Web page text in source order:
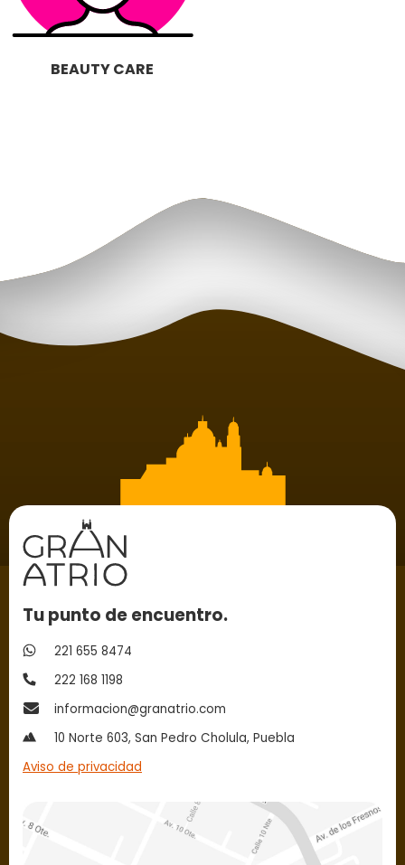
BEAUTY CARE
Tu punto de encuentro.
221 655 8474
222 168 1198
informacion@granatrio.com
10 Norte 603, San Pedro Cholula, Puebla
Aviso de privacidad